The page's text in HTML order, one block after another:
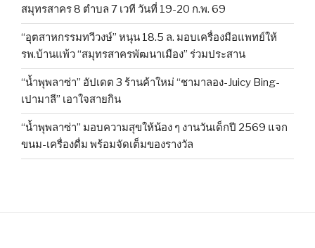
สมุทรสาคร 8 ตำบล 7 เวที วันที่ 19-20 ก.พ. 69
“อุตสาหกรรมทวีวงษ์” หนุน 18.5 ล. มอบเครื่องมือแพทย์ให้
รพ.บ้านแพ้ว “สมุทรสาครพัฒนาเมือง” ร่วมประสาน
“น้ำพุพลาซ่า” อัปเดต 3 ร้านค้าใหม่ “ชามาลอง-Juicy Bing-
เปามาลี” เอาใจสายกิน
“น้ำพุพลาซ่า” มอบความสุขให้น้อง ๆ งานวันเด็กปี 2569 แจก
ขนม-เครื่องดื่ม พร้อมจัดเต็มของรางวัล